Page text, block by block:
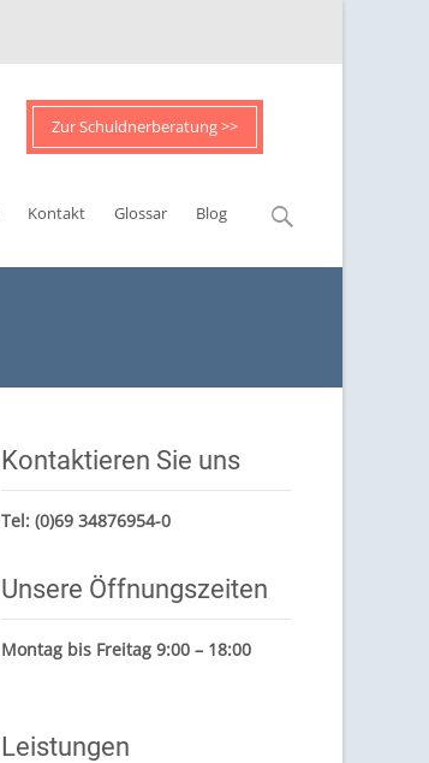
Kontakt
Zur Schuldnerberatung >>
Glossar Blog
Suchen
nach:
Kontaktieren Sie uns
Tel: (0)69 34876954-0
Unsere Öffnungszeiten
Montag bis Freitag 9:00 – 18:00
Leistungen